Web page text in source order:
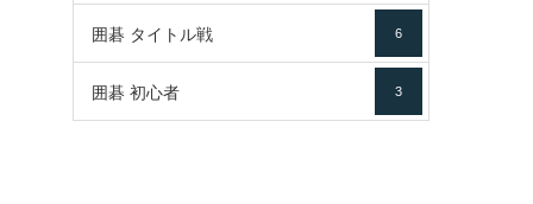
囲碁 タイトル戦 6
囲碁 初心者 3